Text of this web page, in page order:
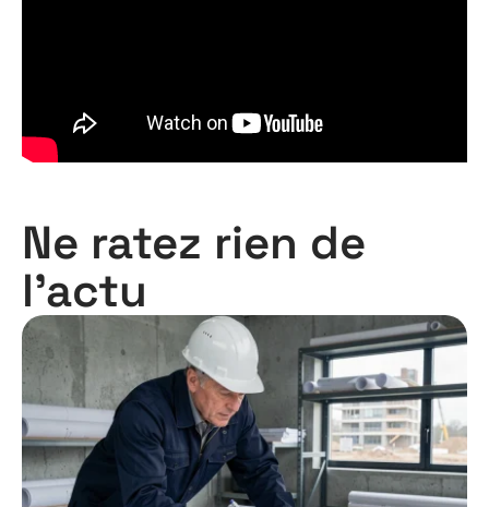
Ne ratez rien de
l'actu